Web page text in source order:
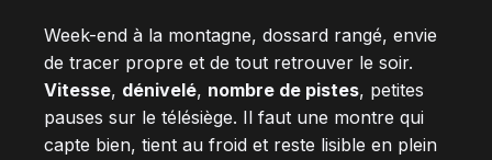
Week-end à la montagne, dossard rangé, envie
de tracer propre et de tout retrouver le soir.
Vitesse, dénivelé, nombre de pistes, petites
pauses sur le télésiège. Il faut une montre qui
capte bien, tient au froid et reste lisible en plein